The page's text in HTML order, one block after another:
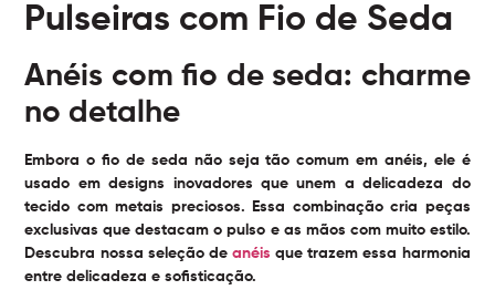
Pulseiras com Fio de Seda
Anéis com fio de seda: charme
no detalhe
Embora o fio de seda não seja tão comum em anéis, ele é
usado em designs inovadores que unem a delicadeza do
tecido com metais preciosos. Essa combinação cria peças
exclusivas que destacam o pulso e as mãos com muito estilo.
Descubra nossa seleção de anéis que trazem essa harmonia
entre delicadeza e sofisticação.